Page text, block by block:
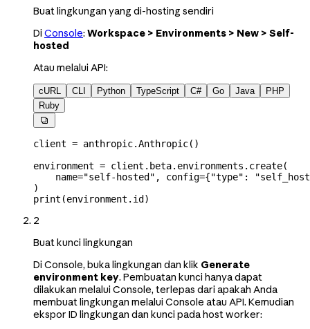
Buat lingkungan yang di-hosting sendiri
Di Console: Workspace > Environments > New > Self-
hosted
Atau melalui API:
cURL CLI Python TypeScript C# Go Java
PHP
Ruby

client = anthropic.Anthropic()
environment = client.beta.environments.create(
    name
="self-hosted" , config={"type" :
)
print (environment.id)
2
Buat kunci lingkungan
Di Console, buka lingkungan dan klik Generate
environment key. Pembuatan kunci hanya dapat
dilakukan melalui Console, terlepas dari apakah Anda
membuat lingkungan melalui Console atau API. Kemudian
ekspor ID lingkungan dan kunci pada host worker: